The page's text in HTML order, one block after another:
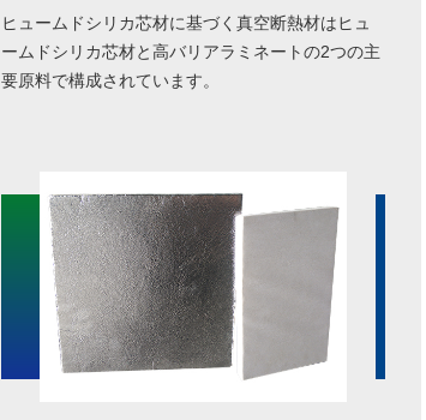
ヒュームドシリカ芯材に基づく真空断熱材はヒュ
ームドシリカ芯材と高バリアラミネートの2つの主
要原料で構成されています。